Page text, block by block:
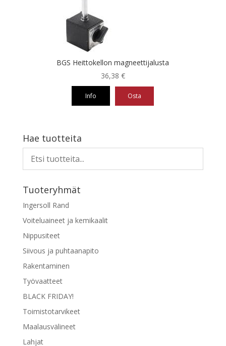
BGS Heittokellon magneettijalusta
36,38 €
Info Osta
Hae tuotteita
Tuoteryhmät
Ingersoll Rand
Voiteluaineet ja kemikaalit
Nippusiteet
Siivous ja puhtaanapito
Rakentaminen
Työvaatteet
BLACK FRIDAY!
Toimistotarvikeet
Maalausvälineet
Lahjat